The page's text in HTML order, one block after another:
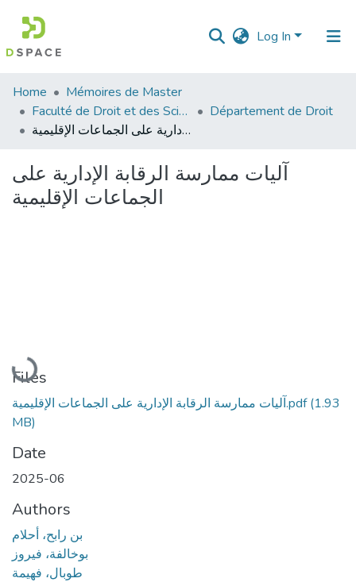
Log In
Communities
&
Collections
Statistics
Home
Mémoires de Master
Faculté de Droit et des Sciences Politiques
Département de Droit
آليات ممارسة الرقابة الإدارية على الجماعات الإقليمية
آليات ممارسة الرقابة الإدارية على
الجماعات الإقليمية
Loading...
Files
آليات ممارسة الرقابة الإدارية على الجماعات الإقليمية.pdf(1.93
MB)
Date
2025-06
Authors
بن رابح، أحلام
بوخالفة، فيروز
طوبال، فهيمة